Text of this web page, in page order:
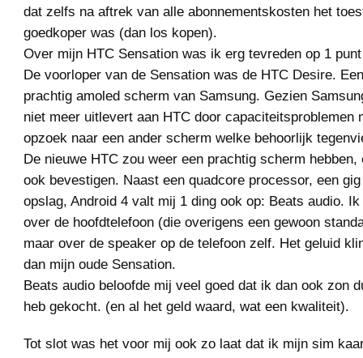
dat zelfs na aftrek van alle abonnementskosten het
goedkoper was (dan los kopen).
Over mijn HTC Sensation was ik erg tevreden op 1
De voorloper van de Sensation was de HTC Desire.
prachtig amoled scherm van Samsung. Gezien
niet meer uitlevert aan HTC door capaciteitsproblemen
opzoek naar een ander scherm welke behoorlijk
De nieuwe HTC zou weer een prachtig scherm
ook bevestigen. Naast een quadcore processor, een
opslag, Android 4 valt mij 1 ding ook op: Beats audio.
over de hoofdtelefoon (die overigens een gewoon
maar over de speaker op de telefoon zelf. Het geluid
dan mijn oude Sensation.
Beats audio beloofde mij veel goed dat ik dan ook zon
heb gekocht. (en al het geld waard, wat een kwaliteit).
Tot slot was het voor mij ook zo laat dat ik mijn sim